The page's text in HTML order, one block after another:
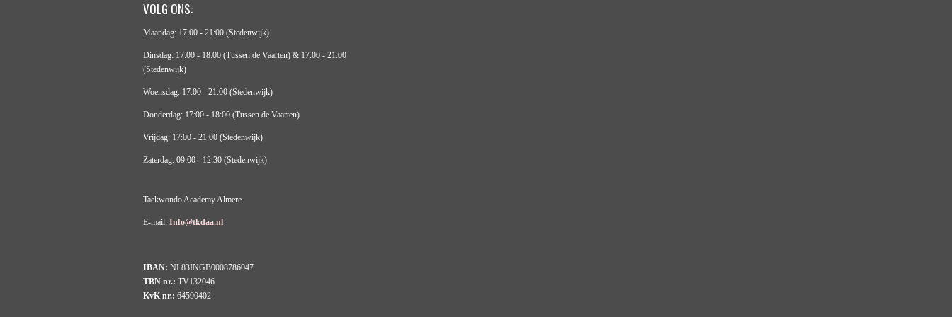
VOLG ONS:
Maandag: 17:00 - 21:00 (Stedenwijk)
Dinsdag: 17:00 - 18:00 (Tussen de Vaarten) & 17:00 - 21:00
(Stedenwijk)
Woensdag: 17:00 - 21:00 (Stedenwijk)
Donderdag: 17:00 - 18:00 (Tussen de Vaarten)
Vrijdag: 17:00 - 21:00 (Stedenwijk)
Zaterdag: 09:00 - 12:30 (Stedenwijk)
Taekwondo Academy Almere
E-mail: Info@tkdaa.nl
IBAN: NL83INGB0008786047
TBN nr.: TV132046
KvK nr.: 64590402